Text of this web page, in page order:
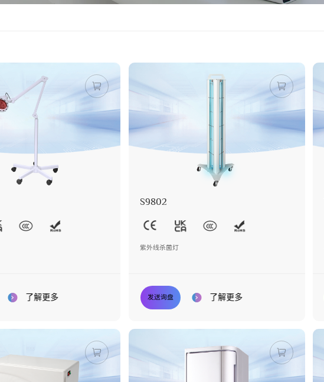
了解更多
S9802
紫外线杀菌灯
发送询盘 了解更多